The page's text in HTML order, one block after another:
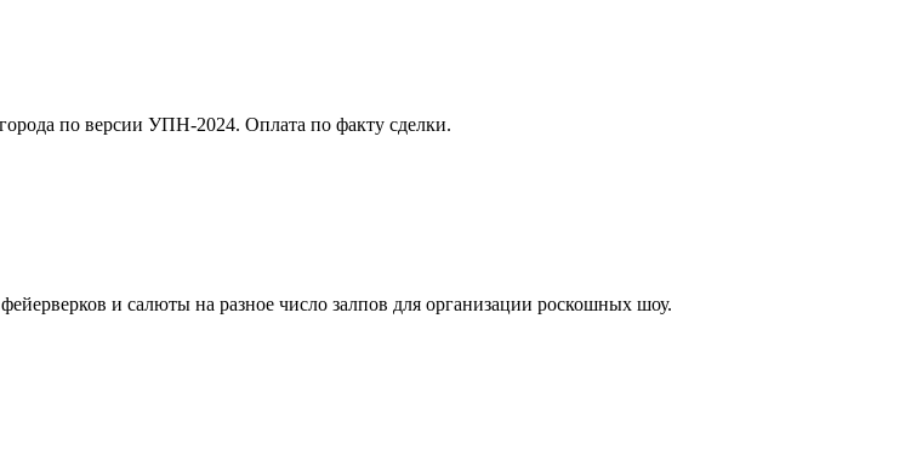
по версии УПН-2024. Оплата по факту сделки.
и салюты на разное число залпов для организации роскошных шоу.